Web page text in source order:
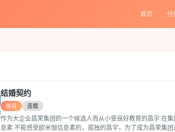
首页 分
结婚契约
佚名 连载
作为大企业昌荣集团的一个候选人而从小受良好教育的昌宇.在
息素.不能感受欧米伽信息素的，孤独的昌宇，为了成为昌荣集